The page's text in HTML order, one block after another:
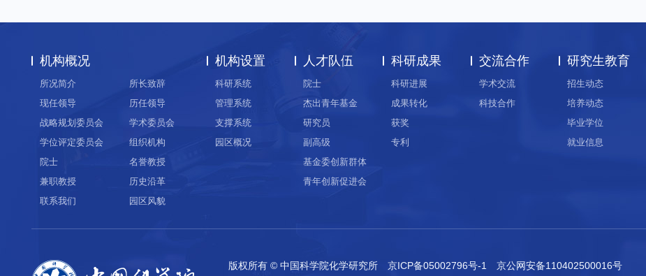
机构概况
所况简介
所长致辞
现任领导
历任领导
战略规划委员会
学术委员会
学位评定委员会
组织机构
院士
名誉教授
兼职教授
历史沿革
联系我们
园区风貌
机构设置
科研系统
管理系统
支撑系统
园区概况
人才队伍
院士
杰出青年基金
研究员
副高级
基金委创新群体
青年创新促进会
科研成果
科研进展
成果转化
获奖
专利
交流合作
学术交流
科技合作
研究生教育
招生动态
培养动态
毕业学位
就业信息
版权所有 © 中国科学院化学研究所 京ICP备05002796号-1 京公网安备110402500016号